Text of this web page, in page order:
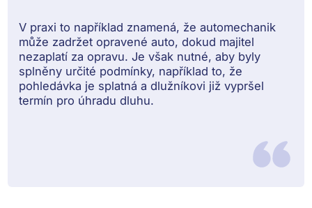
V praxi to například znamená, že automechanik
může zadržet opravené auto, dokud majitel
nezaplatí za opravu. Je však nutné, aby byly
splněny určité podmínky, například to, že
pohledávka je splatná a dlužníkovi již vypršel
termín pro úhradu dluhu.